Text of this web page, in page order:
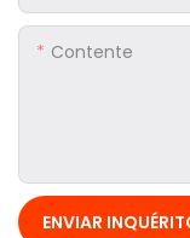
Contente
ENVIAR